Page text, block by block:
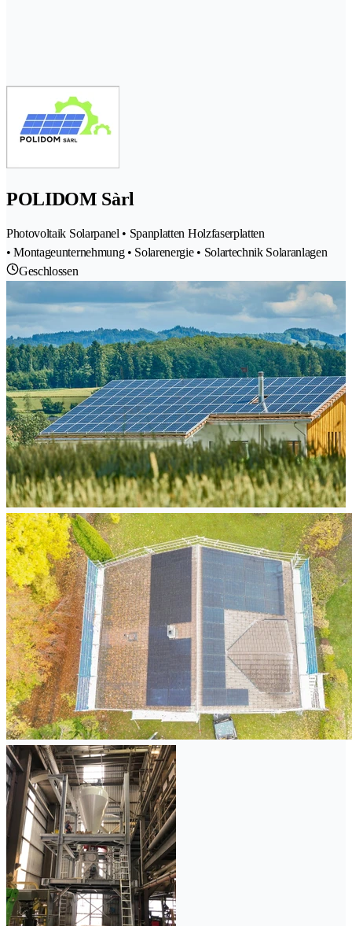
POLIDOM Sàrl
Photovoltaik Solarpanel • Spanplatten Holzfaserplatten
• Montageunternehmung • Solarenergie • Solartechnik Solaranlagen
Geschlossen